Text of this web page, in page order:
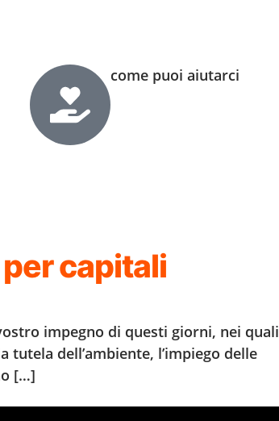
come puoi aiutarci
capitali
impegno di questi giorni, nei quali
dell’ambiente, l’impiego delle
[…]